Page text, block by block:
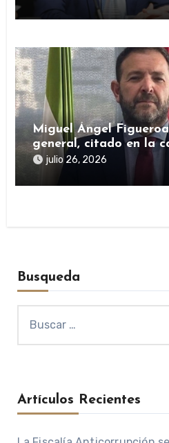
Miguel Ángel
general, citado en la
presuntas
julio 26, 2026
Busqueda
Artículos Recientes